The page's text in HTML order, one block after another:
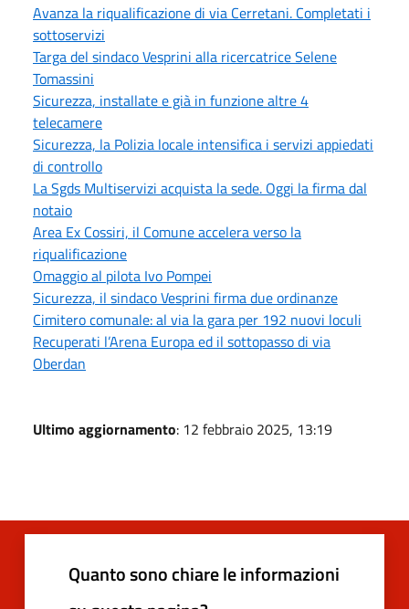
Avanza la riqualificazione di via Cerretani. Completati i
sottoservizi
Targa del sindaco Vesprini alla ricercatrice Selene
Tomassini
Sicurezza, installate e già in funzione altre 4
telecamere
Sicurezza, la Polizia locale intensifica i servizi appiedati
di controllo
La Sgds Multiservizi acquista la sede. Oggi la firma dal
notaio
Area Ex Cossiri, il Comune accelera verso la
riqualificazione
Omaggio al pilota Ivo Pompei
Sicurezza, il sindaco Vesprini firma due ordinanze
Cimitero comunale: al via la gara per 192 nuovi loculi
Recuperati l’Arena Europa ed il sottopasso di via
Oberdan
Ultimo aggiornamento: 12 febbraio 2025, 13:19
Quanto sono chiare le informazioni